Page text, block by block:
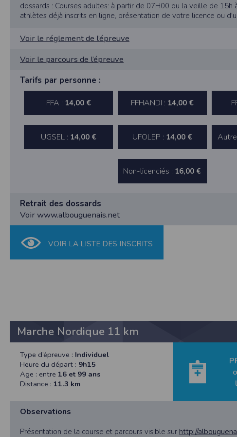
dossards : Courses adultes: à partir de 07H00 ou la veille de 15h
athlètes déjà inscrits en ligne, présentation de votre licence ou
Voir le réglement de l’épreuve
Voir le parcours de l’épreuve
Tarifs par personne :
FFA : 14,00 € FFHANDI : 14,00 €
UGSEL : 14,00 € UFOLEP : 14,00 €
Non-licenciés : 16,00 €
Retrait des dossards
Voir www.albouguenais.net
VOIR LA LISTE DES INSCRITS
Marche Nordique 11 km
Type d’épreuve : Individuel
Heure du départ : 9h15
Age : entre 16 et 99 ans
Distance : 11.3 km
Observations
Présentation de la course et parcours visible sur http://
SAS TIMEPULSE
96 rue du parc - Varades
44370 LoireAuxence
F.F.A :Pour ce qui concerne les épreuves
CNIL :
Conditions d’utilisation - Mentions légales -
Conformément à la loi « informatique et
concernent.
Vous pouvez accèder aux informations vous
données vous concernant.
Conditions générales d'utilisation de
POLITIQUE DE CONFIDENTIALITÉ DE
Nous collectons et traitons les informations de
nous ne suivons pas la localisation de votre
nécessaire de suivre la localisation de votre
Partage d'informations entre utilisateurs.
Cette application nécessite des
Traduction in English :
This app requires camera permissions if the
does not require information from your contacts.
Payment information
No payment is made within the app, so no